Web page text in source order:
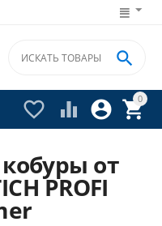
0


 

от
PROFI